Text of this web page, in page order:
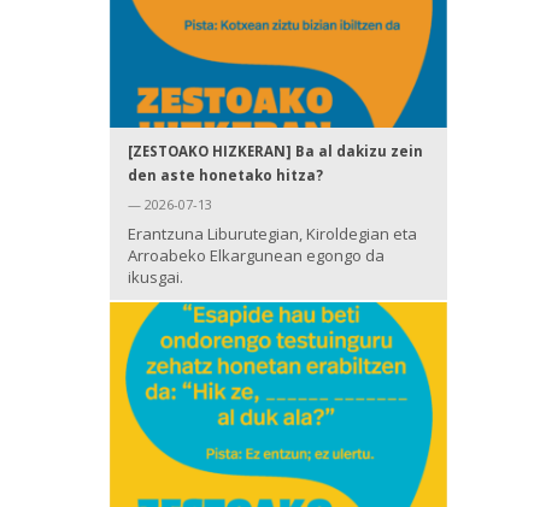
[ZESTOAKO HIZKERAN] Ba al dakizu zein
den aste honetako hitza?
— 2026-07-13
Erantzuna Liburutegian, Kiroldegian eta
Arroabeko Elkargunean egongo da
ikusgai.